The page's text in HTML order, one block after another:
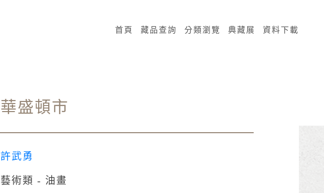
首頁 藏品查詢 分類瀏覽 典藏展 資料下載
華盛頓市
許武勇
藝術類 - 油畫